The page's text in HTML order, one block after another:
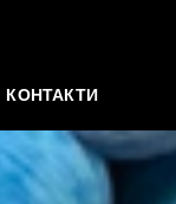
КОНТАКТИ